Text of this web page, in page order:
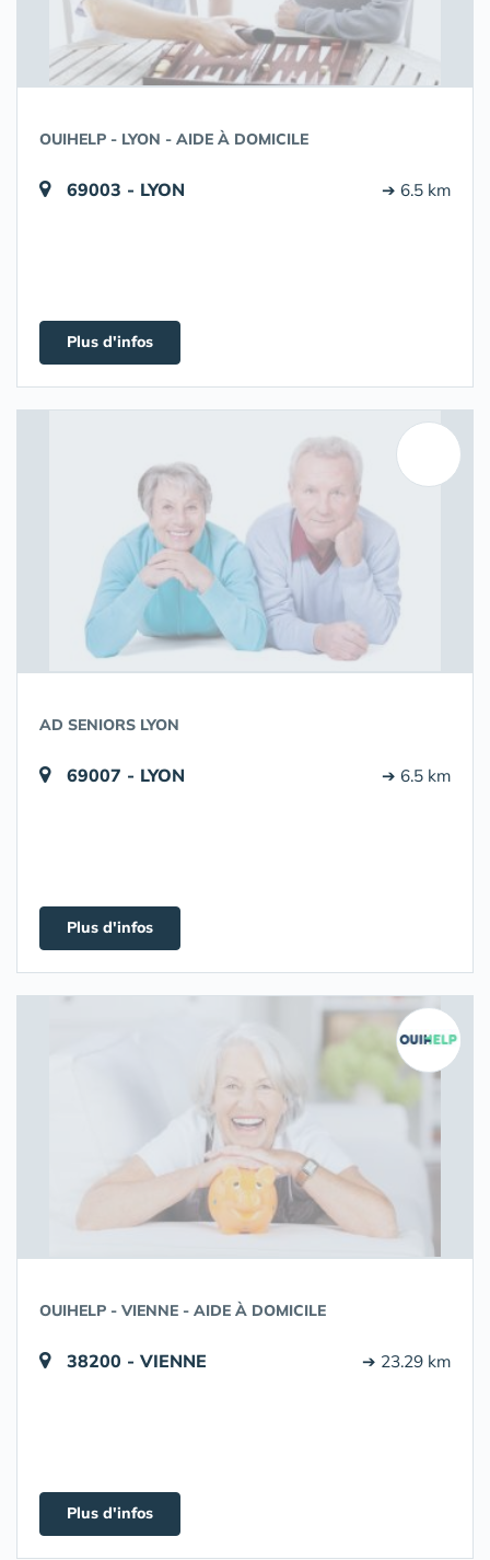
OUIHELP - LYON - AIDE À DOMICILE
69003 - LYON ➔ 6.5 km
Plus d'infos
AD SENIORS LYON
69007 - LYON ➔ 6.5 km
Plus d'infos
OUIHELP - VIENNE - AIDE À DOMICILE
38200 - VIENNE ➔ 23.29 km
Plus d'infos